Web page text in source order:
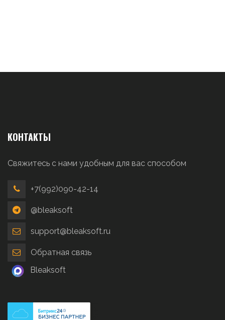
КОНТАКТЫ
Свяжитесь с нами удобным для вас способом
+7(992)090-42-14
@bleaksoft
support@bleaksoft.ru
Обратная связь
Bleaksoft